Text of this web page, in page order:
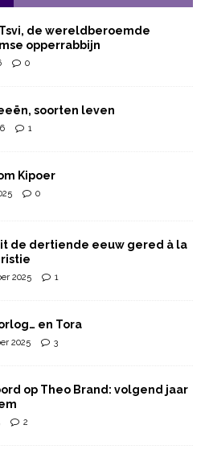
de wereldberoemde
opperrabbijn
0
soorten leven
1
Kipoer
0
de dertiende eeuw gered à la
2025 1
en Tora
2025 3
op Theo Brand: volgend jaar
2